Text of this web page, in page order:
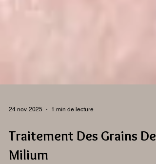
24 nov. 2025